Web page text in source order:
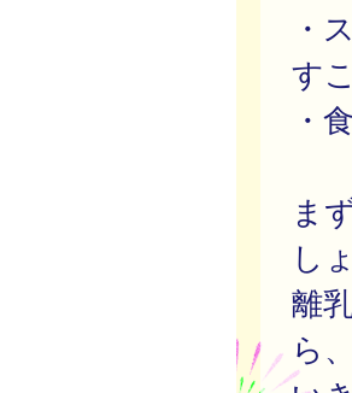
・
す
・
ま
し
離
ら